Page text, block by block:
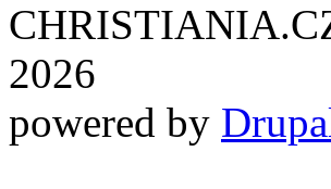
2026
powered by